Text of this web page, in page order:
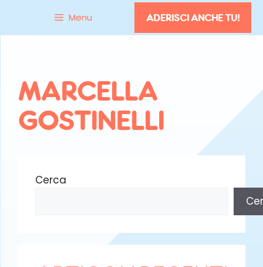
contenuto
Menu ADERISCI ANCHE TU!
MARCELLA
GOSTINELLI
Cerca